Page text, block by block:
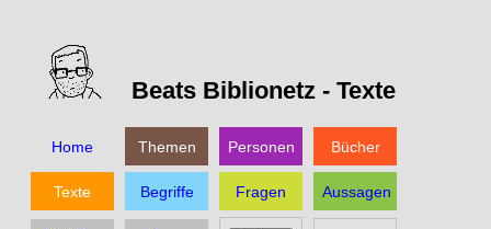
Beats Biblionetz - Texte
Home Themen Personen Bücher
Texte Begriffe Fragen Aussagen